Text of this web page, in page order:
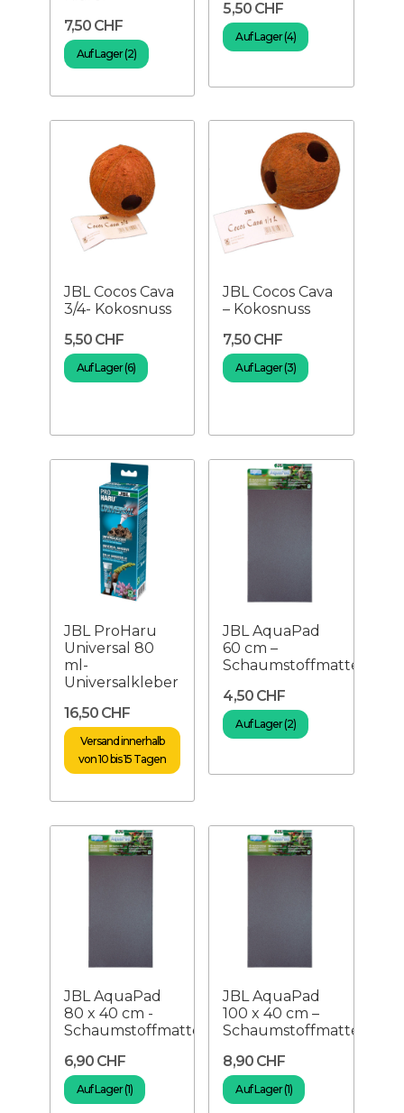
7,50 CHF
Auf Lager (2)
5,50 CHF
Auf Lager (4)
JBL Cocos Cava
3/4- Kokosnuss
5,50 CHF
Auf Lager (6)
JBL Cocos Cava
– Kokosnuss
7,50 CHF
Auf Lager (3)
JBL ProHaru
Universal 80
ml-
Universalkleber
16,50 CHF
Versand innerhalb
von 10 bis 15 Tagen
JBL AquaPad
60 cm –
Schaumstoffmatte
4,50 CHF
Auf Lager (2)
JBL AquaPad
80 x 40 cm -
Schaumstoffmatte
6,90 CHF
Auf Lager (1)
JBL AquaPad
100 x 40 cm –
Schaumstoffmatte
8,90 CHF
Auf Lager (1)